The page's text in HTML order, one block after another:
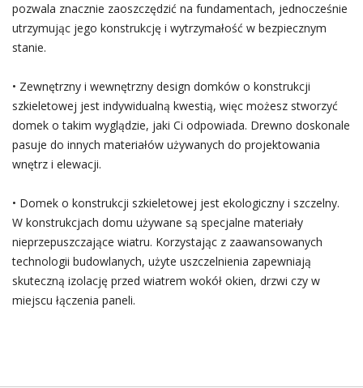
pozwala znacznie zaoszczędzić na fundamentach, jednocześnie
utrzymując jego konstrukcję i wytrzymałość w bezpiecznym
stanie.
• Zewnętrzny i wewnętrzny design domków o konstrukcji
szkieletowej jest indywidualną kwestią, więc możesz stworzyć
domek o takim wyglądzie, jaki Ci odpowiada. Drewno doskonale
pasuje do innych materiałów używanych do projektowania
wnętrz i elewacji.
• Domek o konstrukcji szkieletowej jest ekologiczny i szczelny.
W konstrukcjach domu używane są specjalne materiały
nieprzepuszczające wiatru. Korzystając z zaawansowanych
technologii budowlanych, użyte uszczelnienia zapewniają
skuteczną izolację przed wiatrem wokół okien, drzwi czy w
miejscu łączenia paneli.